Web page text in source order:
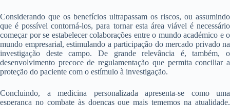
Considerando que os benefícios ultrapassam os riscos, ou assumindo
que é possível contorná-los, para tornar esta área viável é necessário
começar por se estabelecer colaborações entre o mundo académico e o
mundo empresarial, estimulando a participação do mercado privado na
investigação deste campo. De grande relevância é, também, o
desenvolvimento precoce de regulamentação que permita conciliar a
proteção do paciente com o estímulo à investigação.
Concluindo, a medicina personalizada apresenta-se como uma
esperança no combate às doenças que mais tememos na atualidade,